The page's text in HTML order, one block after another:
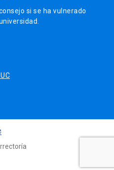
si se ha vulnerado